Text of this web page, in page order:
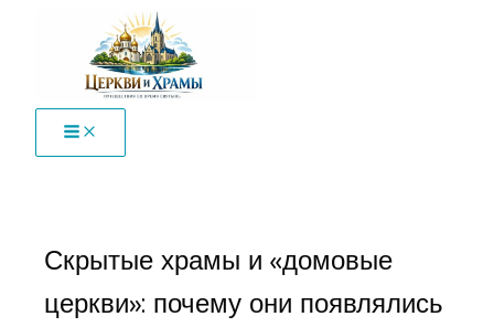
содержимому
Скрытые храмы и «домовые
церкви»: почему они появлялись